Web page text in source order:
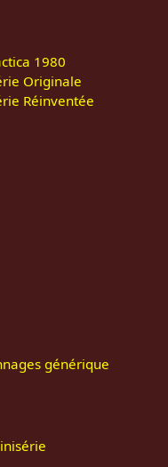
1980
Originale
Réinventée
générique